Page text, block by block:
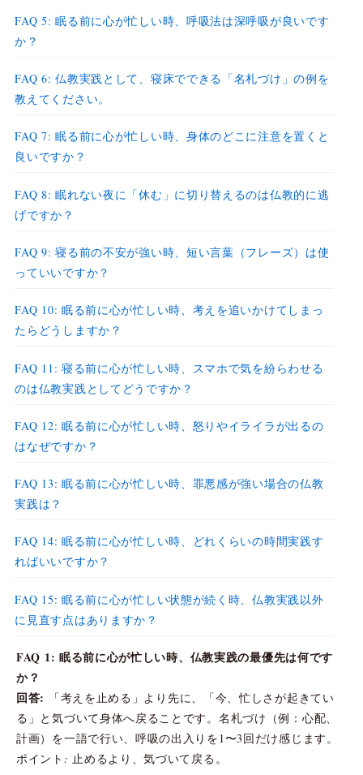
FAQ 5: 眠る前に心が忙しい時、呼吸法は深呼吸が良いです
か？
FAQ 6: 仏教実践として、寝床でできる「名札づけ」の例を
教えてください。
FAQ 7: 眠る前に心が忙しい時、身体のどこに注意を置くと
良いですか？
FAQ 8: 眠れない夜に「休む」に切り替えるのは仏教的に逃
げですか？
FAQ 9: 寝る前の不安が強い時、短い言葉（フレーズ）は使
っていいですか？
FAQ 10: 眠る前に心が忙しい時、考えを追いかけてしまっ
たらどうしますか？
FAQ 11: 寝る前に心が忙しい時、スマホで気を紛らわせる
のは仏教実践としてどうですか？
FAQ 12: 眠る前に心が忙しい時、怒りやイライラが出るの
はなぜですか？
FAQ 13: 眠る前に心が忙しい時、罪悪感が強い場合の仏教
実践は？
FAQ 14: 眠る前に心が忙しい時、どれくらいの時間実践す
ればいいですか？
FAQ 15: 眠る前に心が忙しい状態が続く時、仏教実践以外
に見直す点はありますか？
FAQ 1: 眠る前に心が忙しい時、仏教実践の最優先は何です
か？
回答:
「考えを止める」より先に、「今、忙しさが起きてい
る」と気づいて身体へ戻ることです。名札づけ（例：心配、
計画）を一語で行い、呼吸の出入りを1〜3回だけ感じます。
ポイント: 止めるより、気づいて戻る。